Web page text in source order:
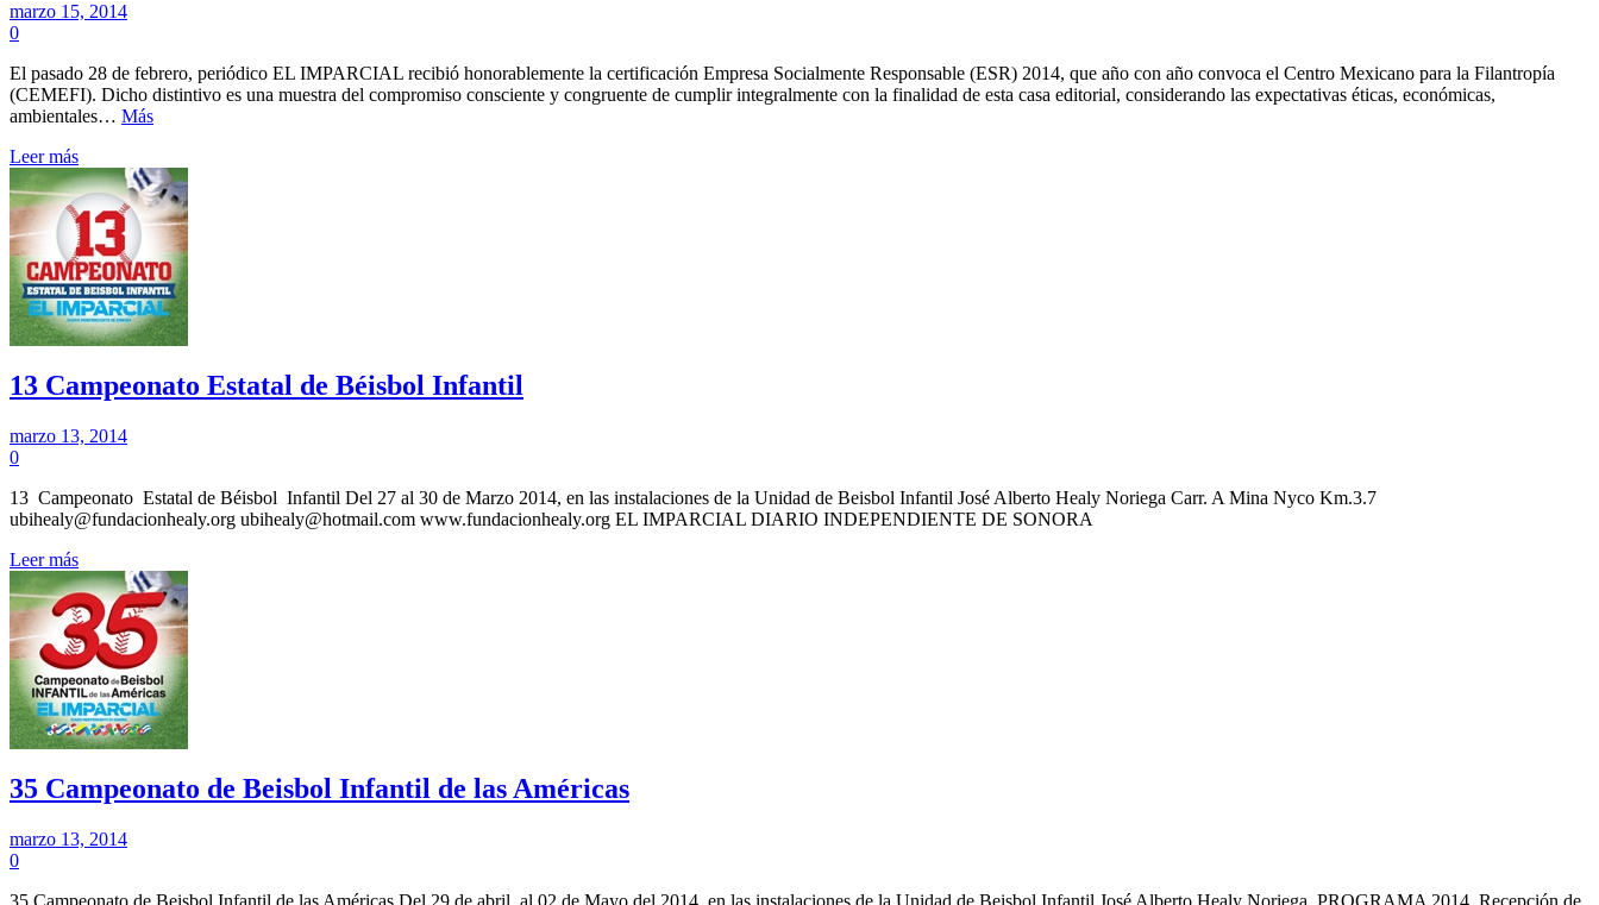
marzo 15, 2014
0
El pasado 28 de febrero, periódico EL IMPARCIAL recibió honorablemente la certificación Empresa Socialmente Responsable (ESR) 2014, que año con año convoca el Centro Mexicano para la Filantropía
(CEMEFI). Dicho distintivo es una muestra del compromiso consciente y congruente de cumplir integralmente con la finalidad de esta casa editorial, considerando las expectativas éticas, económicas,
ambientales… Más
Leer más
13 Campeonato Estatal de Béisbol Infantil
marzo 13, 2014
0
13 Campeonato Estatal de Béisbol Infantil Del 27 al 30 de Marzo 2014, en las instalaciones de la Unidad de Beisbol Infantil José Alberto Healy Noriega Carr. A Mina Nyco Km.3.7
ubihealy@fundacionhealy.org ubihealy@hotmail.com www.fundacionhealy.org EL IMPARCIAL DIARIO INDEPENDIENTE DE SONORA
Leer más
35 Campeonato de Beisbol Infantil de las Américas
marzo 13, 2014
0
35 Campeonato de Beisbol Infantil de las Américas Del 29 de abril al 02 de Mayo del 2014, en las instalaciones de la Unidad de Beisbol Infantil José Alberto Healy Noriega. PROGRAMA 2014 Recepción de